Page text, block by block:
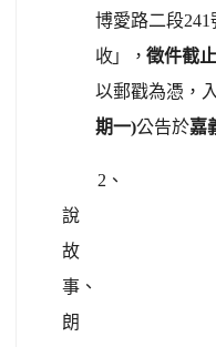
博愛路二段241
收」， 徵件截
以郵戳為憑，
期一)公告於嘉
2、
說
故
事、
朗